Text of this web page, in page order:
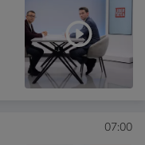
07:00